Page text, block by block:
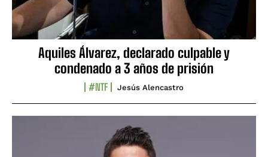
Aquiles Álvarez, declarado culpable y
condenado a 3 años de prisión
#NTF Jesús Alencastro